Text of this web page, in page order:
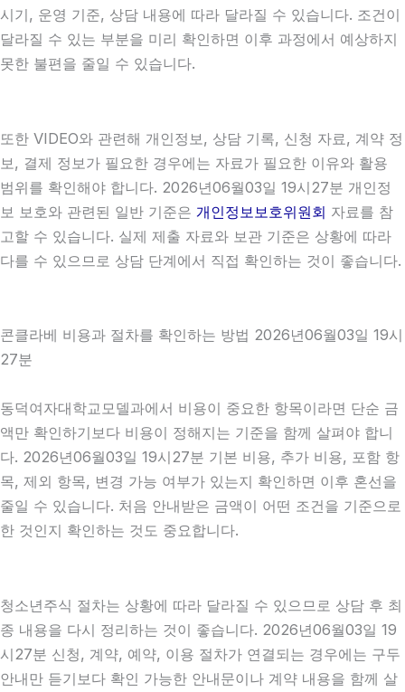
시기, 운영 기준, 상담 내용에 따라 달라질 수 있습니다. 조건이
달라질 수 있는 부분을 미리 확인하면 이후 과정에서 예상하지
못한 불편을 줄일 수 있습니다.
또한 VIDEO와 관련해 개인정보, 상담 기록, 신청 자료, 계약 정
보, 결제 정보가 필요한 경우에는 자료가 필요한 이유와 활용
범위를 확인해야 합니다. 2026년06월03일 19시27분 개인정
보 보호와 관련된 일반 기준은 개인정보보호위원회 자료를 참
고할 수 있습니다. 실제 제출 자료와 보관 기준은 상황에 따라
다를 수 있으므로 상담 단계에서 직접 확인하는 것이 좋습니다.
콘클라베 비용과 절차를 확인하는 방법 2026년06월03일 19시
27분
동덕여자대학교모델과에서 비용이 중요한 항목이라면 단순 금
액만 확인하기보다 비용이 정해지는 기준을 함께 살펴야 합니
다. 2026년06월03일 19시27분 기본 비용, 추가 비용, 포함 항
목, 제외 항목, 변경 가능 여부가 있는지 확인하면 이후 혼선을
줄일 수 있습니다. 처음 안내받은 금액이 어떤 조건을 기준으로
한 것인지 확인하는 것도 중요합니다.
청소년주식 절차는 상황에 따라 달라질 수 있으므로 상담 후 최
종 내용을 다시 정리하는 것이 좋습니다. 2026년06월03일 19
시27분 신청, 계약, 예약, 이용 절차가 연결되는 경우에는 구두
안내만 듣기보다 확인 가능한 안내문이나 계약 내용을 함께 살